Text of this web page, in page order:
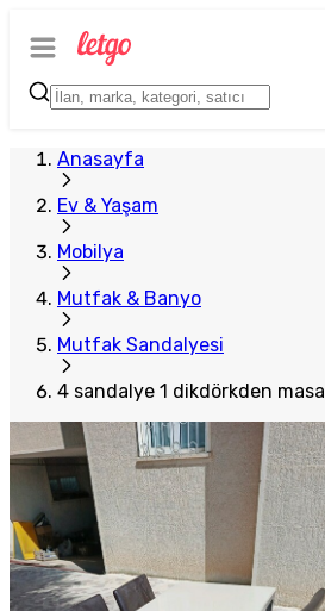
Anasayfa
Ev & Yaşam
Mobilya
Mutfak & Banyo
Mutfak Sandalyesi
4 sandalye 1 dikdörkden masa